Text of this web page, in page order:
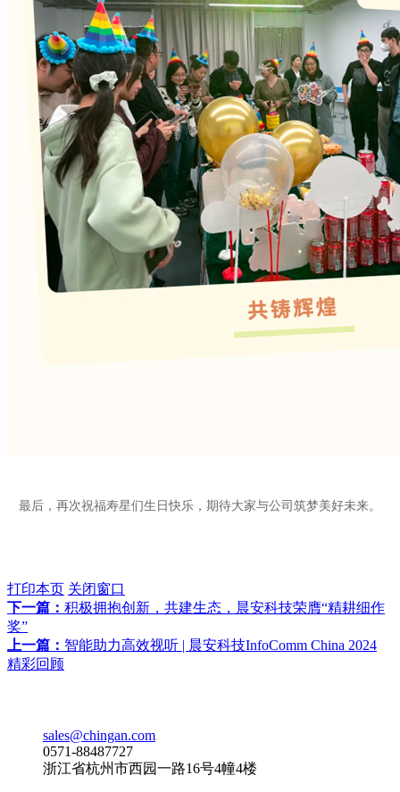
最后，再次祝福寿星们生日快乐，期待大家与公司筑梦美好未来。
打印本页 关闭窗口
下一篇： 积极拥抱创新，共建生态，晨安科技荣膺“精耕细作
奖”
上一篇： 智能助力高效视听 | 晨安科技InfoComm China 2024
精彩回顾
sales@chingan.com
0571-88487727
浙江省杭州市西园一路16号4幢4楼